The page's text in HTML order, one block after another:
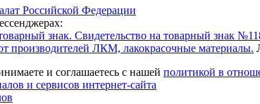
знак. Свидетельство на товарный знак
производителей ЛКМ, лакокрасочные материалы.
и соглашаетесь с нашей политикой в
и сервисов интернет-сайта